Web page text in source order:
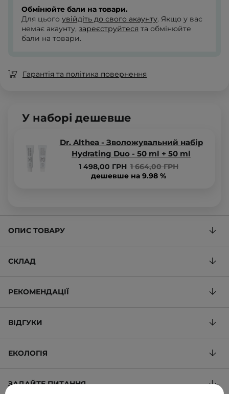
Обмінюйте бали на товари.
Для цього увійдіть до свого акаунту. Якщо у вас
немає акаунту, зареєструйтеся та обмінюйте
бали на товари.
Гарантія та політика повернення
У наборі дешевше
Dr. Althea - Зволожувальний набір
Hydrating Duo - 50 ml + 50 ml
1 664,00 ГРН
1 498,00 ГРН
дешевше на 9.98 %
ОПИС ТОВАРУ
СКЛАД
РЕКОМЕНДАЦІЇ
ВІДГУКИ
ЕКОЛОГІЯ
ЗАДАЙТЕ ПИТАННЯ